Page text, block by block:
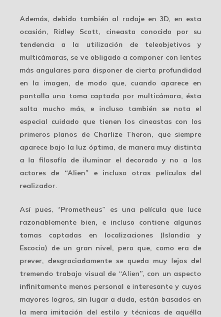
Además, debido también al rodaje en 3D, en esta
ocasión, Ridley Scott, cineasta conocido por su
tendencia a la utilización de teleobjetivos y
multicámaras, se ve obligado a componer con lentes
más angulares para disponer de cierta profundidad
en la imagen, de modo que, cuando aparece en
pantalla una toma captada por multicámara, ésta
salta mucho más, e incluso también se nota el
especial cuidado que tienen los cineastas con los
primeros planos de Charlize Theron, que siempre
aparece bajo la luz óptima, de manera muy distinta
a la filosofía de iluminar el decorado y no a los
actores de “Alien” e incluso otras películas del
realizador.
Así pues, “Prometheus” es una película que luce
razonablemente bien, e incluso contiene algunas
tomas captadas en localizaciones (Islandia y
Escocia) de un gran nivel, pero que, como era de
prever, desgraciadamente se queda muy lejos del
tremendo trabajo visual de “Alien”, con un aspecto
infinitamente menos personal e interesante y cuyos
mayores logros, sin lugar a duda, están basados en
la mera imitación del estilo y técnicas de aquélla